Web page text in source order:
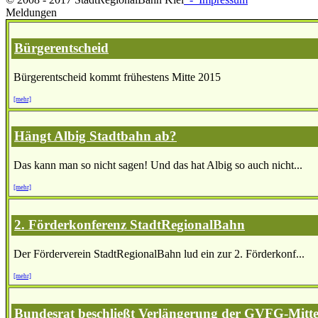
Meldungen
Bürgerentscheid
Bürgerentscheid kommt frühestens Mitte 2015
[mehr]
Hängt Albig Stadtbahn ab?
Das kann man so nicht sagen! Und das hat Albig so auch nicht...
[mehr]
2. Förderkonferenz StadtRegionalBahn
Der Förderverein StadtRegionalBahn lud ein zur 2. Förderkonf...
[mehr]
Bundesrat beschließt Verlängerung der GVFG-